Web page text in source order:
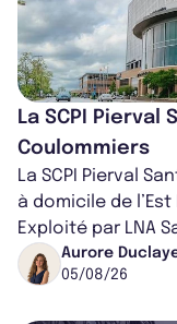
La SCPI
Coulommiers
La SCPI Pierval
à domicile de
Exploité par LNA
médical croissant,
Aurore
05/08/26